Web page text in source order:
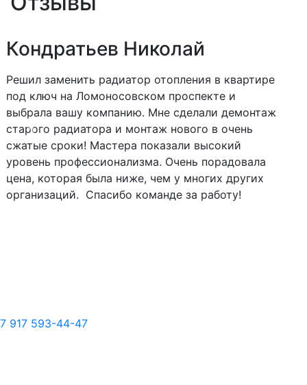
Кондратьев Николай
Решил заменить радиатор отопления в квартире
под ключ на Ломоносовском проспекте и
выбрала вашу компанию. Мне сделали демонтаж
старого радиатора и монтаж нового в очень
сжатые сроки! Мастера показали высокий
уровень профессионализма. Очень порадовала
цена, которая была ниже, чем у многих других
организаций. Спасибо команде за работу!
Следующий
917 593-44-47